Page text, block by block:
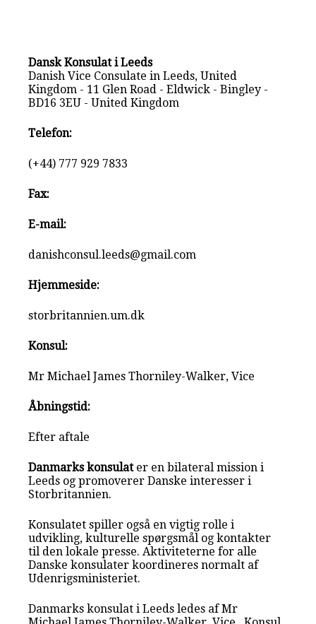
Dansk Konsulat i Leeds
Danish Vice Consulate in Leeds, United
Kingdom - 11 Glen Road - Eldwick - Bingley -
BD16 3EU - United Kingdom
Telefon:
(+44) 777 929 7833
Fax:
E-mail:
danishconsul.leeds@gmail.com
Hjemmeside:
storbritannien.um.dk
Konsul:
Mr Michael James Thorniley-Walker, Vice
Åbningstid:
Efter aftale
Danmarks konsulater en bilateral mission i
Leeds og promoverer Danske interesser i
Storbritannien.
Konsulatet spiller også en vigtig rolle i
udvikling, kulturelle spørgsmål og kontakter
til den lokale presse. Aktiviteterne for alle
Danske konsulater koordineres normalt af
Udenrigsministeriet.
Danmarks konsulat i Leeds ledes af Mr